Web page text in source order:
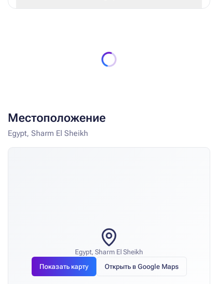
Местоположение
Egypt, Sharm El Sheikh
Egypt, Sharm El Sheikh
Показать карту
Открыть в Google Maps